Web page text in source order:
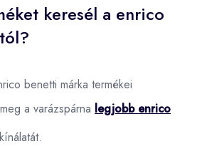
keresél a enrico
benetti márka termékei
a varázspárna legjobb enrico